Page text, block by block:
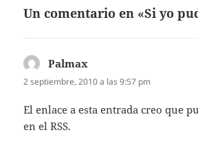
Un comentario en «Si yo
Palmax
2 septiembre, 2010 a las 9:57 pm
El enlace a esta entrada creo que
en el RSS.